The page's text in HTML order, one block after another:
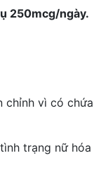
250mcg/ngày.
chỉnh vì có chứa
trạng nữ hóa